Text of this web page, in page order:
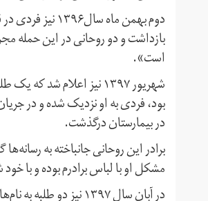
دوم بهمن
بازداشت و دو روحانی در این حمله
است».
شهریور ۱۳۹۷ نیز
بود، فردی به او نزدیک شده و در
در بیمارستان درگذشت.
برادر این روحانی جانباخته به
مشکل او با لباس برادرم بوده و